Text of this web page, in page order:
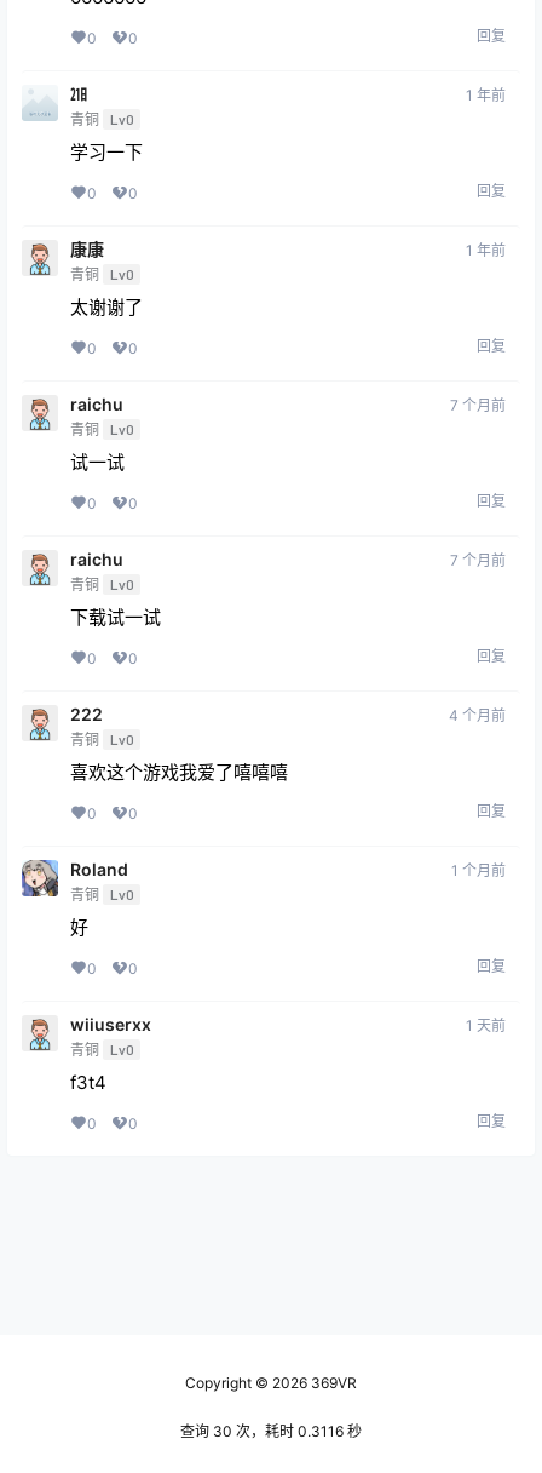
0 0 回复
㏴
青铜 Lv0
1 年前
学习一下
0 0 回复
康康
青铜 Lv0
1 年前
太谢谢了
0 0 回复
raichu
青铜 Lv0
7 个月前
试一试
0 0 回复
raichu
青铜 Lv0
7 个月前
下载试一试
0 0 回复
222
青铜 Lv0
4 个月前
喜欢这个游戏我爱了嘻嘻嘻
0 0 回复
Roland
青铜 Lv0
1 个月前
好
0 0 回复
wiiuserxx
青铜 Lv0
1 天前
f3t4
0 0 回复
Copyright © 2026 369VR
查询 30 次，耗时 0.3116 秒